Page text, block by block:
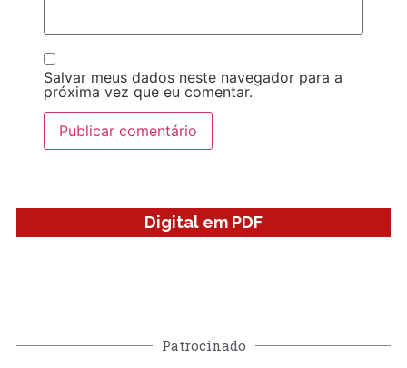
Salvar meus dados neste navegador para a
próxima vez que eu comentar.
Digital em PDF
Patrocinado